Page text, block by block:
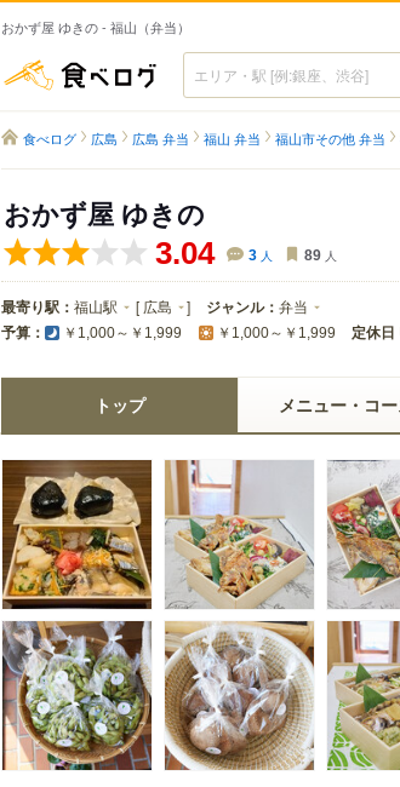
おかず屋 ゆきの - 福山（弁当）
食べログ
食べログ 広島 広島 弁当 福山 弁当 福山市その他 弁当
おかず屋 ゆきの
3.04 3 人 89 人
最寄り駅： 福山駅 [ 広島 ] ジャンル： 弁当
予算： ￥1,000～￥1,999 ￥1,000～￥1,999 定休日
トップ メニュー・コ